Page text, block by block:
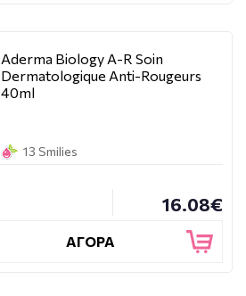
Aderma Biology A-R Soin
Dermatologique Anti-Rougeurs
40ml
13 Smilies
16.08€
ΑΓΟΡΑ